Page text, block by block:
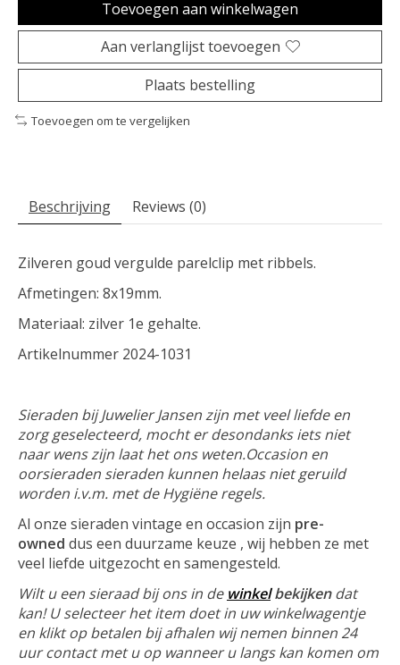
Toevoegen aan winkelwagen
Aan verlanglijst toevoegen
Plaats bestelling
Toevoegen om te vergelijken
Beschrijving Reviews (0)
Zilveren goud vergulde parelclip met ribbels.
Afmetingen: 8x19mm.
Materiaal: zilver 1e gehalte.
Artikelnummer 2024-1031
Sieraden bij Juwelier Jansen zijn met veel liefde en
zorg geselecteerd, mocht er desondanks iets niet
naar wens zijn laat het ons weten.Occasion en
oorsieraden sieraden kunnen helaas niet geruild
worden i.v.m. met de Hygiëne regels.
Al onze sieraden vintage en occasion zijn pre-
owned dus een duurzame keuze , wij hebben ze met
veel liefde uitgezocht en samengesteld.
Wilt u een sieraad bij ons in de winkelbekijkendat
kan! U selecteer het item doet in uw winkelwagentje
en klikt op betalen bij afhalen wij nemen binnen 24
uur contact met u op wanneer u langs kan komen om